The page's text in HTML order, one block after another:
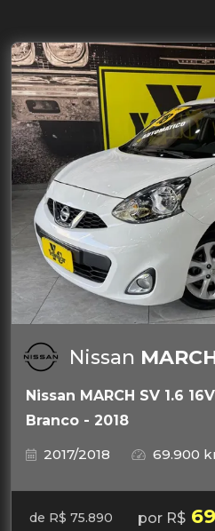
Nissan
Nissan MARCH SV 1.6
Branco - 2018
2017/2018
69.900
de R$ 75.890 por R$